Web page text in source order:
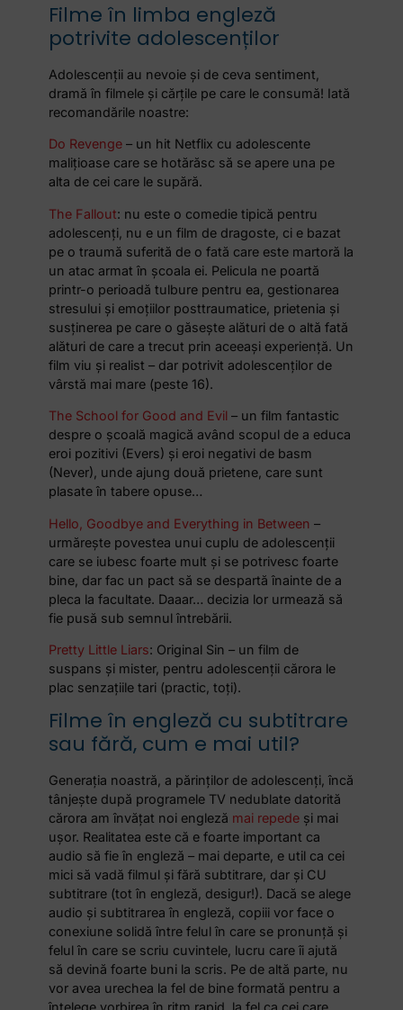
Filme în limba engleză
potrivite adolescenților
Adolescenții au nevoie și de ceva sentiment,
dramă în filmele și cărțile pe care le consumă! Iată
recomandările noastre:
Do Revenge – un hit Netflix cu adolescente
malițioase care se hotărăsc să se apere una pe
alta de cei care le supără.
The Fallout: nu este o comedie tipică pentru
adolescenți, nu e un film de dragoste, ci e bazat
pe o traumă suferită de o fată care este martoră la
un atac armat în școala ei. Pelicula ne poartă
printr-o perioadă tulbure pentru ea, gestionarea
stresului și emoțiilor posttraumatice, prietenia și
susținerea pe care o găsește alături de o altă fată
alături de care a trecut prin aceeași experiență. Un
film viu și realist – dar potrivit adolescenților de
vârstă mai mare (peste 16).
The School for Good and Evil – un film fantastic
despre o școală magică având scopul de a educa
eroi pozitivi (Evers) și eroi negativi de basm
(Never), unde ajung două prietene, care sunt
plasate în tabere opuse…
Hello, Goodbye and Everything in Between –
urmărește povestea unui cuplu de adolescenții
care se iubesc foarte mult și se potrivesc foarte
bine, dar fac un pact să se despartă înainte de a
pleca la facultate. Daaar… decizia lor urmează să
fie pusă sub semnul întrebării.
Pretty Little Liars: Original Sin – un film de
suspans și mister, pentru adolescenții cărora le
plac senzațiile tari (practic, toți).
Filme în engleză cu subtitrare
sau fără, cum e mai util?
Generația noastră, a părinților de adolescenți, încă
tânjește după programele TV nedublate datorită
cărora am învățat noi engleză mai repede și mai
ușor. Realitatea este că e foarte important ca
audio să fie în engleză – mai departe, e util ca cei
mici să vadă filmul și fără subtitrare, dar și CU
subtitrare (tot în engleză, desigur!). Dacă se alege
audio și subtitrarea în engleză, copiii vor face o
conexiune solidă între felul în care se pronunță și
felul în care se scriu cuvintele, lucru care îi ajută
să devină foarte buni la scris. Pe de altă parte, nu
vor avea urechea la fel de bine formată pentru a